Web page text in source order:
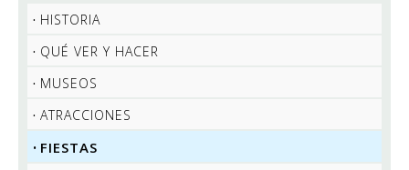
HISTORIA
QUÉ VER Y HACER
MUSEOS
ATRACCIONES
FIESTAS